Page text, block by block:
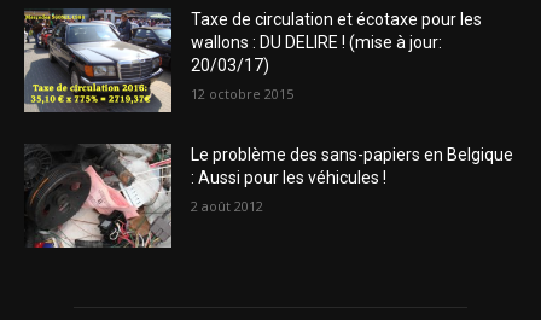
Taxe de circulation et écotaxe pour les
wallons : DU DELIRE ! (mise à jour:
20/03/17)
12 octobre 2015
Le problème des sans-papiers en Belgique
: Aussi pour les véhicules !
2 août 2012